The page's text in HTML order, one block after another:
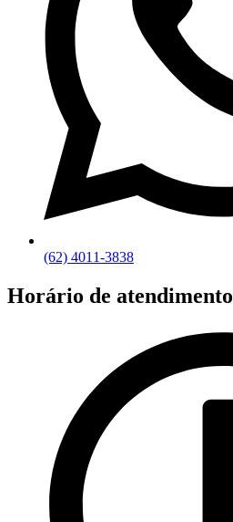
(62) 4011-3838
Horário de atendimento